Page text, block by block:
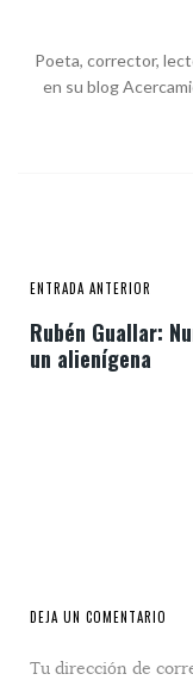
Poeta, corrector,
en su blog
ENTRADA ANTERIOR
Rubén Guallar:
un alienígena
DEJA UN COMENTARIO
Tu dirección de